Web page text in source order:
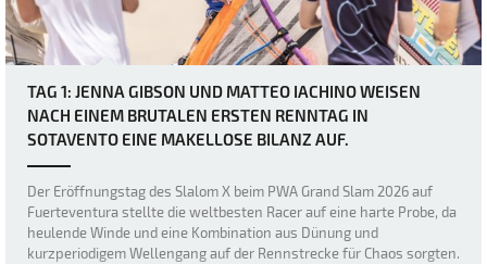
TAG 1: JENNA GIBSON UND MATTEO IACHINO WEISEN
NACH EINEM BRUTALEN ERSTEN RENNTAG IN
SOTAVENTO EINE MAKELLOSE BILANZ AUF.
Der Eröffnungstag des Slalom X beim PWA Grand Slam 2026 auf
Fuerteventura stellte die weltbesten Racer auf eine harte Probe, da
heulende Winde und eine Kombination aus Dünung und
kurzperiodigem Wellengang auf der Rennstrecke für Chaos sorgten.